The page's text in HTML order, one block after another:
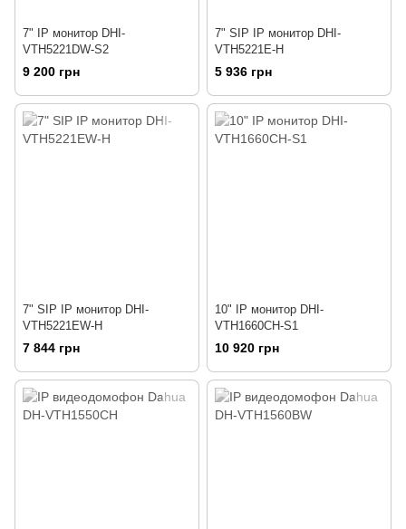
7" IP монитор DHI-
VTH5221DW-S2
9 200 грн
7" SIP IP монитор DHI-
VTH5221E-H
5 936 грн
7" SIP IP монитор DHI-
VTH5221EW-H
7 844 грн
10" IP монитор DHI-
VTH1660CH-S1
10 920 грн